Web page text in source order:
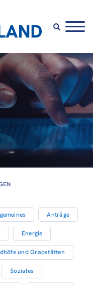
Anträge
Energie
und Grabstätten
Soziales